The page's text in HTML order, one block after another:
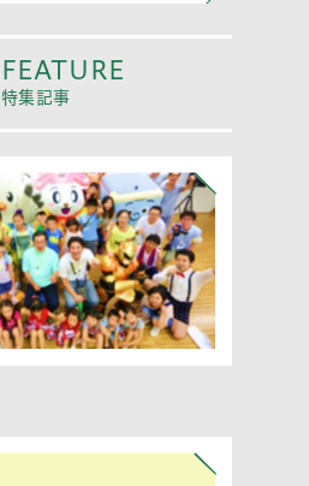
FEATURE
特集記事